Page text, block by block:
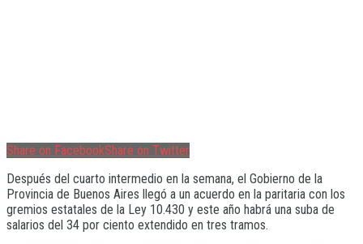
Share on FacebookShare on Twitter
Después del cuarto intermedio en la semana, el Gobierno de la
Provincia de Buenos Aires llegó a un acuerdo en la paritaria con los
gremios estatales de la Ley 10.430 y este año habrá una suba de
salarios del 34 por ciento extendido en tres tramos.